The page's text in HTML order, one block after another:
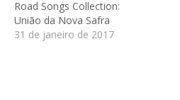
Road Songs Collection:
União da Nova Safra
31 de janeiro de 2017